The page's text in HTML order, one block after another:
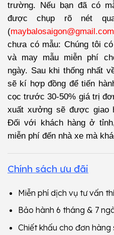
trường. Nếu bạn đã có
được chụp rõ nét
(maybalosaigon@gmail.com
chưa có mẫu: Chúng tôi
và may mẫu miễn phí
ngày. Sau khi thống nhất
sẽ kí hợp đồng để tiến
cọc trước 30-50% giá trị
xuất xưởng sẽ được giao
Đối với khách hàng ở
miễn phí đến nhà xe mà
Chính sách ưu đãi
Miễn phí dịch vụ tư vấn
Bảo hành 6 tháng & 7
Chiết khấu cho đơn